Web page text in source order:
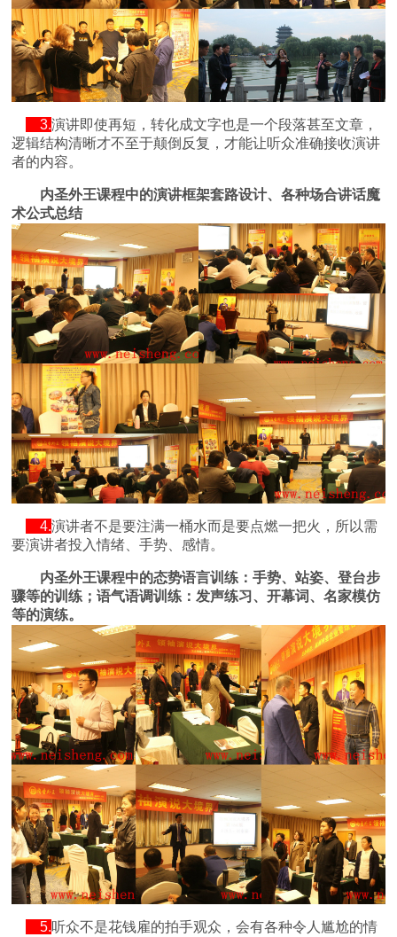
3.演讲即使再短，转化成文字也是一个段落甚至文章，
逻辑结构清晰才不至于颠倒反复，才能让听众准确接收演讲
者的内容。
内圣外王课程中的演讲框架套路设计、各种场合讲话魔
术公式总结
4.演讲者不是要注满一桶水而是要点燃一把火，所以需
要演讲者投入情绪、手势、感情。
内圣外王课程中的态势语言训练：手势、站姿、登台步
骤等的训练；语气语调训练：发声练习、开幕词、名家模仿
等的演练。
5.听众不是花钱雇的拍手观众，会有各种令人尴尬的情